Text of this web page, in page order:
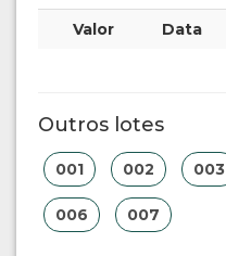
Valor Data
Outros lotes
001 002 003
006 007